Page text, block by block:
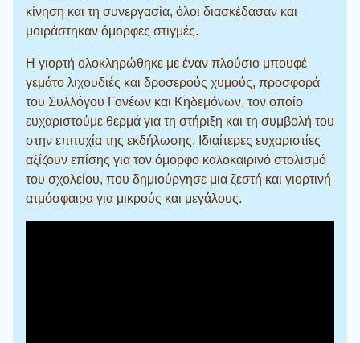
κίνηση και τη συνεργασία, όλοι διασκέδασαν και
μοιράστηκαν όμορφες στιγμές.
Η γιορτή ολοκληρώθηκε με έναν πλούσιο μπουφέ
γεμάτο λιχουδιές και δροσερούς χυμούς, προσφορά
του Συλλόγου Γονέων και Κηδεμόνων, τον οποίο
ευχαριστούμε θερμά για τη στήριξη και τη συμβολή του
στην επιτυχία της εκδήλωσης. Ιδιαίτερες ευχαριστίες
αξίζουν επίσης για τον όμορφο καλοκαιρινό στολισμό
του σχολείου, που δημιούργησε μια ζεστή και γιορτινή
ατμόσφαιρα για μικρούς και μεγάλους.